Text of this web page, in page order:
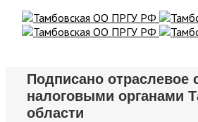
Подписано отраслевое
налоговыми органами
области